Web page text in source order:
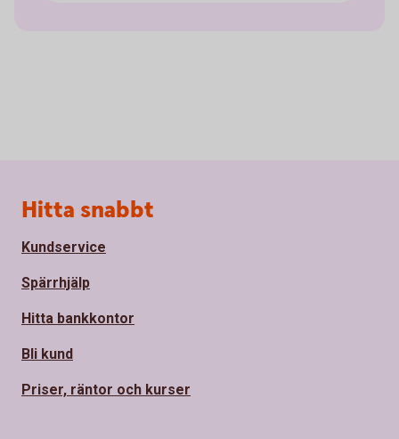
Sidfot
Hitta snabbt
Kundservice
Spärrhjälp
Hitta bankkontor
Bli kund
Priser, räntor och kurser